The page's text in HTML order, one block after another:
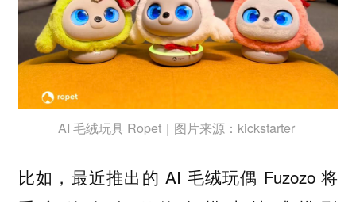
AI 毛绒玩具 Ropet｜图片来源：kickstarter
比如，最近推出的 AI 毛绒玩偶 Fuzozo 将